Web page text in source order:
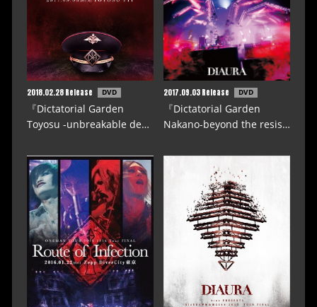
2018.02.28 Release DVD
『Dictatorial Garden
Toyosu -unbreakable de…
2017.09.03 Release DVD
『Dictatorial Garden
Nakano-beyond the resis…